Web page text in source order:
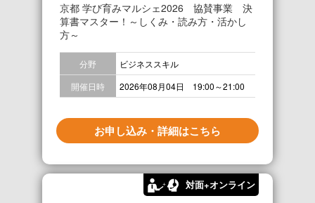
京都 学び育みマルシェ2026 協賛事業 決
算書マスター！～しくみ・読み方・活かし
方～
分野
ビジネススキル
開催日時
2026年08月04日 19:00～21:00
お申し込み・詳細はこちら
対面+オンライン